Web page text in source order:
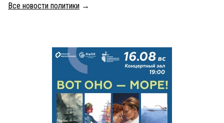
Все новости политики →